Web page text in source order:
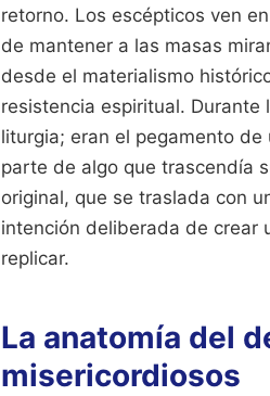
retorno. Los escépticos ven
de mantener a las masas
desde el materialismo
resistencia espiritual. Durante
liturgia; eran el pegamento
parte de algo que trascendía
original, que se traslada con
intención deliberada de crear
replicar.
La anatomía del
misericordiosos